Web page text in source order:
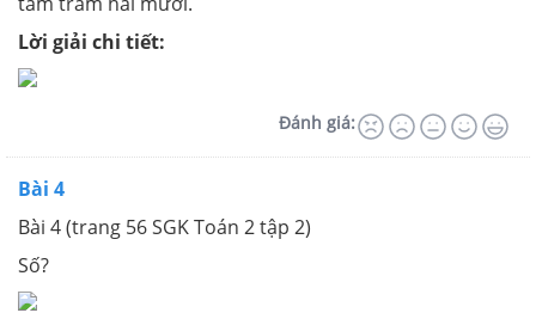
Lời giải chi tiết:
Đánh giá:
Bài 4
Bài 4 (trang 56 SGK Toán 2 tập 2)
Số?